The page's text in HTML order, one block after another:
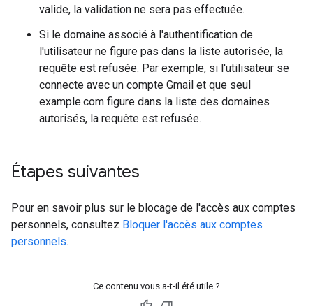
valide, la validation ne sera pas effectuée.
Si le domaine associé à l'authentification de
l'utilisateur ne figure pas dans la liste autorisée, la
requête est refusée. Par exemple, si l'utilisateur se
connecte avec un compte Gmail et que seul
example.com figure dans la liste des domaines
autorisés, la requête est refusée.
Étapes suivantes
Pour en savoir plus sur le blocage de l'accès aux comptes
personnels, consultez Bloquer l'accès aux comptes
personnels.
Ce contenu vous a-t-il été utile ?